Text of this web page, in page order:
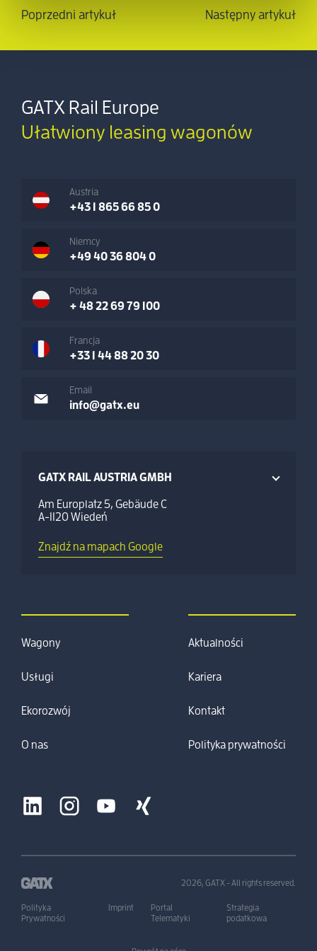
Poprzedni artykuł Następny artykuł
GATX Rail Europe
Ułatwiony leasing wagonów
Austria
+43 1 865 66 85 0
Niemcy
+49 40 36 804 0
Polska
+ 48 22 69 79 100
Francja
+33 1 44 88 20 30
Email
info@gatx.eu
GATX RAIL AUSTRIA GMBH
Am Europlatz 5, Gebäude C
A-1120 Wiedeń
Znajdź na mapach Google
Wagony
Usługi
Ekorozwój
O nas
Aktualności
Kariera
Kontakt
Polityka prywatności
2026, GATX - All rights reserved.
Polityka
Prywatności
Imprint
Portal
Telematyki
Strategia
podatkowa